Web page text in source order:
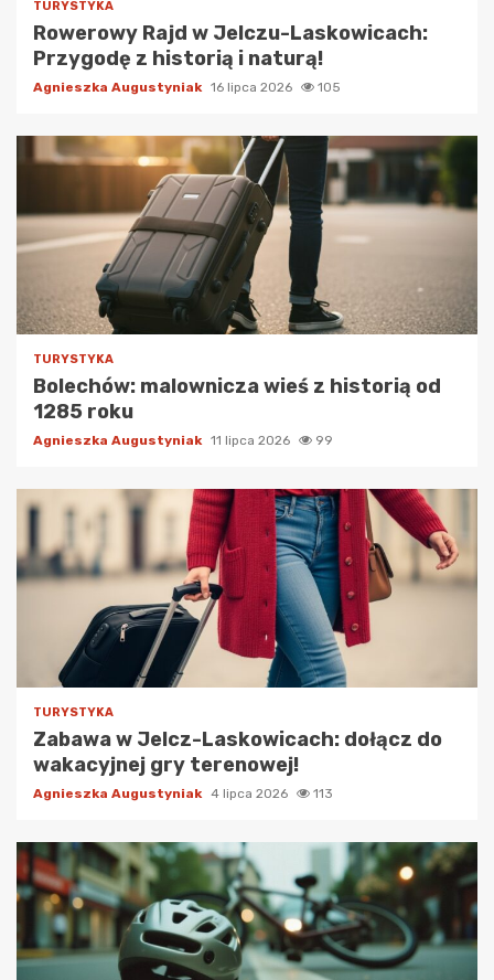
TURYSTYKA
Rowerowy Rajd w Jelczu-Laskowicach:
Przygodę z historią i naturą!
Agnieszka Augustyniak 16 lipca 2026 105
TURYSTYKA
Bolechów: malownicza wieś z historią od
1285 roku
Agnieszka Augustyniak 11 lipca 2026 99
TURYSTYKA
Zabawa w Jelcz-Laskowicach: dołącz do
wakacyjnej gry terenowej!
Agnieszka Augustyniak 4 lipca 2026 113